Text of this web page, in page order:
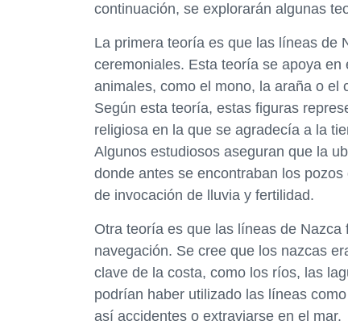
continuación, se explorarán algunas
La primera teoría es que las líneas de
ceremoniales. Esta teoría se apoya
animales, como el mono, la araña o el
Según esta teoría, estas figuras
religiosa en la que se agradecía a la
Algunos estudiosos aseguran que la
donde antes se encontraban los
de invocación de lluvia y fertilidad.
Otra teoría es que las líneas de
navegación. Se cree que los nazcas
clave de la costa, como los ríos, las
podrían haber utilizado las líneas
así accidentes o extraviarse en el mar.